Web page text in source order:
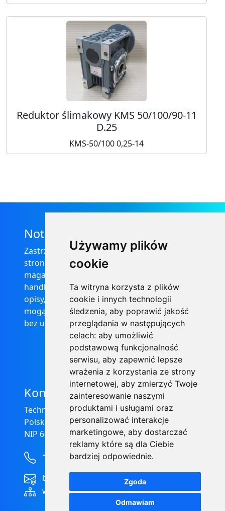
Używamy plików
cookie
Ta witryna korzysta z plików
cookie i innych technologii
śledzenia, aby poprawić jakość
przeglądania w następujących
celach: aby umożliwić
podstawową funkcjonalność
serwisu, aby zapewnić lepsze
wrażenia z korzystania ze strony
internetowej, aby zmierzyć Twoje
zainteresowanie naszymi
produktami i usługami oraz
personalizować interakcje
marketingowe, aby dostarczać
reklamy które są dla Ciebie
bardziej odpowiednie.
Zgoda
Odmawiam
Reduktor ślimakowy KMS 50/100/90-11
D.25
KMS-50/100 0,25-14
Nota prawna
Zastrzega się, że informacje zamieszczone na
stronie internetowej https://informator-
magazynowy.technical.pl/ nie stanowią oferty
handlowej w rozumieniu prawa, ponadto
opisy, dane techniczne i pozostałe informacje
mogą ulec zmianie bez podania przyczyny i
bez uprzedzenia.
Kontakt
Technical Grzegorz Tęgos
Polska, 62-600 Koło, ul. Toruńska 212
NIP 666-137-75-84, REGON 310288700
+48 63-27-25-478
biuro@technical.pl
www.technical.pl